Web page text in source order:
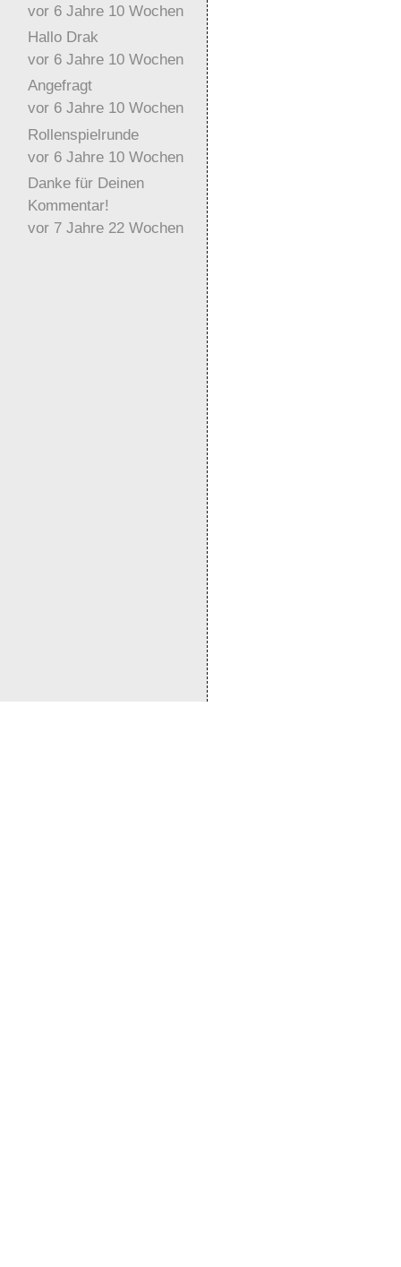
vor 6 Jahre 10 Wochen
Hallo Drak
vor 6 Jahre 10 Wochen
Angefragt
vor 6 Jahre 10 Wochen
Rollenspielrunde
vor 6 Jahre 10 Wochen
Danke für Deinen
Kommentar!
vor 7 Jahre 22 Wochen